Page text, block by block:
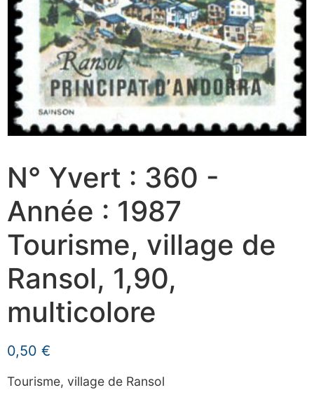
N° Yvert : 360 -
Année : 1987
Tourisme, village de
Ransol, 1,90,
multicolore
0,50 €
Tourisme, village de Ransol